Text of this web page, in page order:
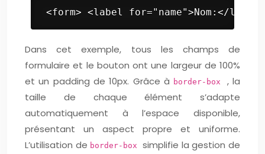
<form> <label for="name">Nom:</
Dans cet exemple, tous les champs de
formulaire et le bouton ont une largeur de 100%
et un padding de 10px. Grâce à border-box , la
taille de chaque élément s’adapte
automatiquement à l’espace disponible,
présentant un aspect propre et uniforme.
L’utilisation de border-boxsimplifie la gestion de